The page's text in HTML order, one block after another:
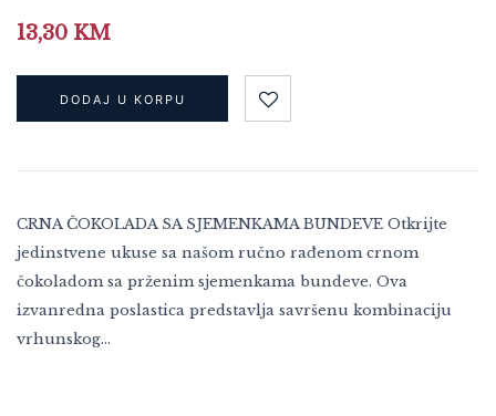
13,30 KM
DODAJ U KORPU
CRNA ČOKOLADA SA SJEMENKAMA BUNDEVE Otkrijte
jedinstvene ukuse sa našom ručno rađenom crnom
čokoladom sa prženim sjemenkama bundeve. Ova
izvanredna poslastica predstavlja savršenu kombinaciju
vrhunskog…